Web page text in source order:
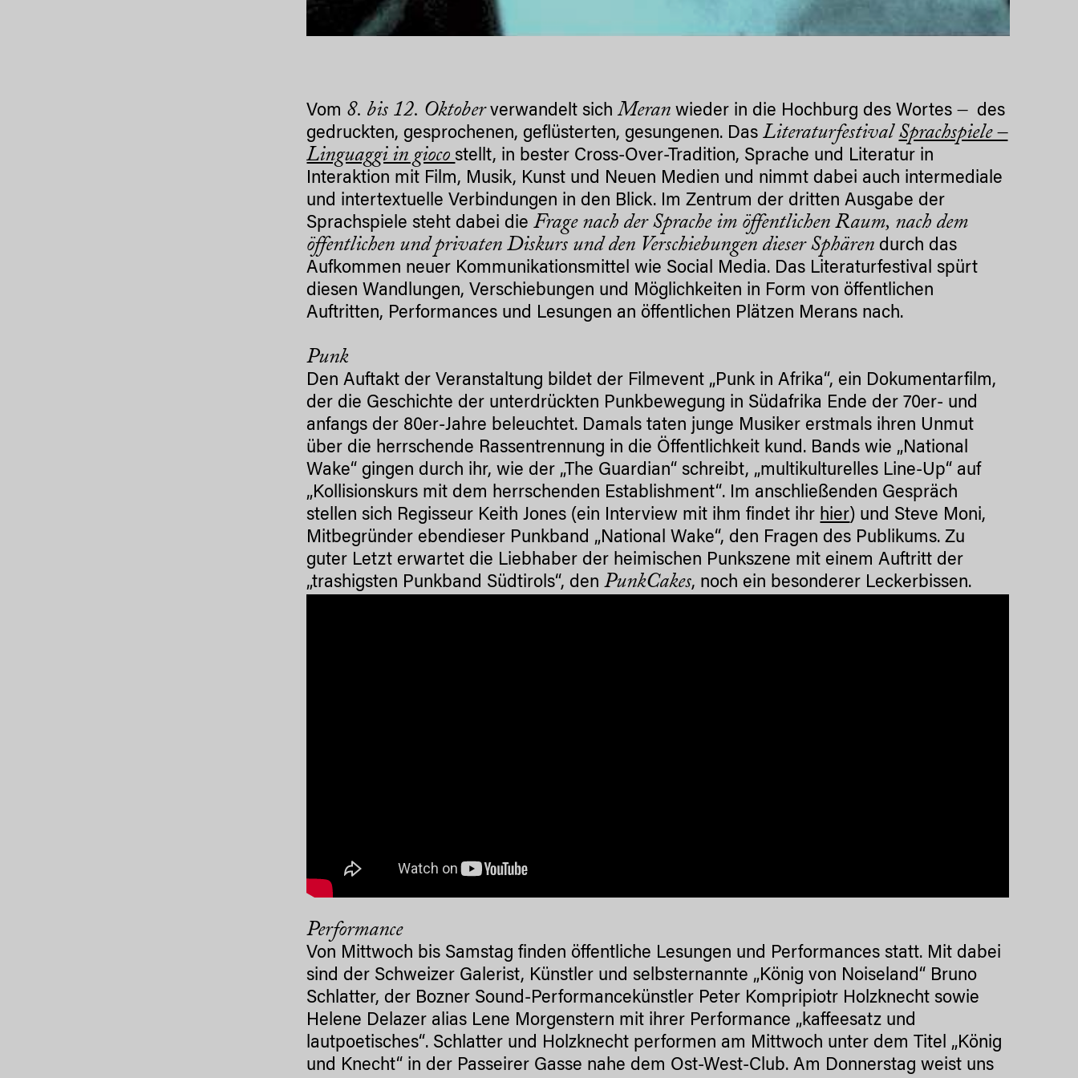
Vom 8. bis 12. Oktoberverwandelt sichMeran wieder in die Hochburg des Wortes–des
gedruckten, gesprochenen, geflüsterten, gesungenen. DasLiteraturfestivalSprachspiele –
Linguaggi in giocostellt, in bester Cross-Over-Tradition, Sprache und Literatur in
Interaktion mit Film, Musik, Kunst und Neuen Medien und nimmt dabei auch intermediale
und intertextuelle Verbindungen in den Blick. Im Zentrum der dritten Ausgabe der
Sprachspiele steht dabei dieFrage nach der Sprache im öffentlichen Raum, nach dem
öffentlichen und privaten Diskurs und den Verschiebungen dieser Sphären durch das
Aufkommen neuer Kommunikationsmittel wie Social Media. Das Literaturfestival spürt
diesen Wandlungen, Verschiebungen und Möglichkeiten in Form von öffentlichen
Auftritten, Performances und Lesungen an öffentlichen Plätzen Merans nach.
Punk
Den Auftakt der Veranstaltung bildet der Filmevent „Punk in Afrika“, ein Dokumentarfilm,
der die Geschichte der unterdrückten Punkbewegung in Südafrika Ende der 70er- und
anfangs der 80er-Jahre beleuchtet. Damals taten junge Musiker erstmals ihren Unmut
über die herrschende Rassentrennung in die Öffentlichkeit kund. Bands wie „National
Wake“ gingen durch ihr, wie der „The Guardian“ schreibt, „multikulturelles Line-Up“ auf
„Kollisionskurs mit dem herrschenden Establishment“. Im anschließenden Gespräch
stellen sich Regisseur Keith Jones (ein Interview mit ihm findet ihr hier) und Steve Moni,
Mitbegründer ebendieser Punkband „National Wake“, den Fragen des Publikums. Zu
guter Letzt erwartet die Liebhaber der heimischen Punkszene mit einem Auftritt der
„trashigsten Punkband Südtirols“, denPunkCakes, noch ein besonderer Leckerbissen.
Performance
Von Mittwoch bis Samstag finden öffentliche Lesungen und Performances statt. Mit dabei
sind der Schweizer Galerist, Künstler und selbsternannte „König von Noiseland“ Bruno
Schlatter, der Bozner Sound-Performancekünstler Peter Kompripiotr Holzknecht sowie
Helene Delazer alias Lene Morgenstern mit ihrer Performance „kaffeesatz und
lautpoetisches“. Schlatter und Holzknecht performen am Mittwoch unter dem Titel „König
und Knecht“ in der Passeirer Gasse nahe dem Ost-West-Club. Am Donnerstag weist uns